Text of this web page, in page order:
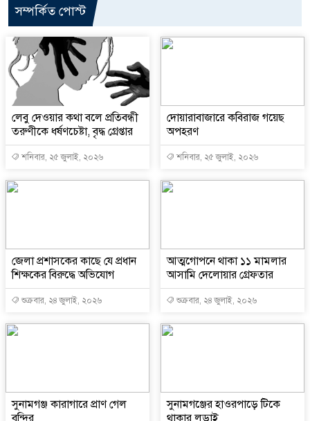
সম্পর্কিত পোস্ট
লেবু দেওয়ার কথা বলে প্রতিবন্ধী
তরুণীকে ধর্ষণচেষ্টা, বৃদ্ধ গ্রেপ্তার
শনিবার, ২৫ জুলাই, ২০২৬
দোয়ারাবাজারে কবিরাজ গয়েছ
অপহরণ
শনিবার, ২৫ জুলাই, ২০২৬
জেলা প্রশাসকের কাছে যে প্রধান
শিক্ষকের বিরুদ্ধে অভিযোগ
শুক্রবার, ২৪ জুলাই, ২০২৬
আত্মগোপনে থাকা ১১ মামলার
আসামি দেলোয়ার গ্রেফতার
শুক্রবার, ২৪ জুলাই, ২০২৬
সুনামগঞ্জ কারাগারে প্রাণ গেল
বন্দির
সুনামগঞ্জের হাওরপাড়ে টিকে
থাকার লড়াই